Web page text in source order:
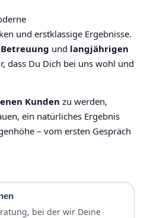
und erstklassige Ergebnisse.
und langjährigen
dass Du Dich bei uns wohl und
Kunden zu werden,
ein natürliches Ergebnis
– vom ersten Gespräch
bei der wir Deine